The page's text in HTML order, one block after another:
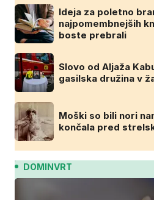
Ideja za poletno
najpomembnejših
boste prebrali
Slovo od Aljaža
gasilska družina v
Moški so bili nori
končala pred
DOMINVRT